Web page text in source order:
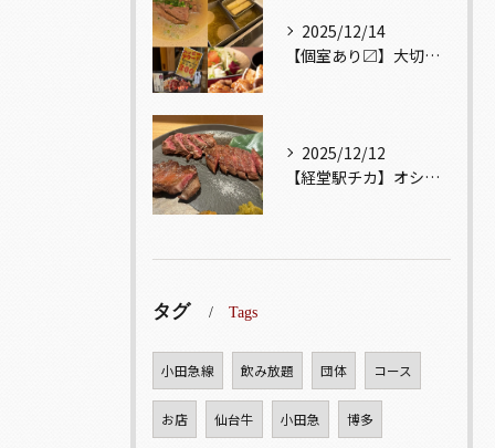
2025/12/14
【個室あり〼】大切な記念日、お祝い事でのご来店ぜひお待ちして...
2025/12/12
【経堂駅チカ】オシャレ居酒屋🏮自慢のお肉が楽しめる🐃お得なコ...
タグ Tags
小田急線 飲み放題 団体 コース
お店 仙台牛 小田急 博多